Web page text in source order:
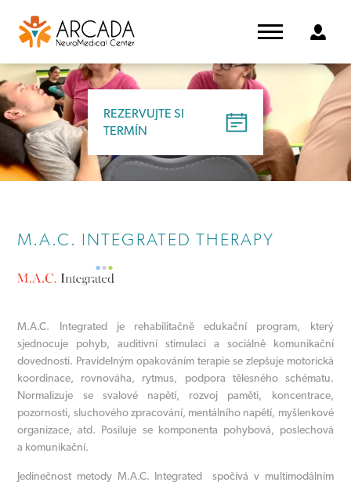
REZERVUJTE SI
TERMÍN
REZERVUJTE SI
TERMÍN
M.A.C. INTEGRATED THERAPY
M.A.C. Integrated je rehabilitačně edukační program, který
sjednocuje pohyb, auditivní stimulaci a sociálně komunikační
dovednosti. Pravidelným opakováním terapie se zlepšuje motorická
koordinace, rovnováha, rytmus, podpora tělesného schématu.
Normalizuje se svalové napětí, rozvoj paměti, koncentrace,
pozornosti, sluchového zpracování, mentálního napětí, myšlenkové
organizace, atd. Posiluje se komponenta pohybová, poslechová
a komunikační.
Jedinečnost metody M.A.C. Integrated spočívá v multimodálním